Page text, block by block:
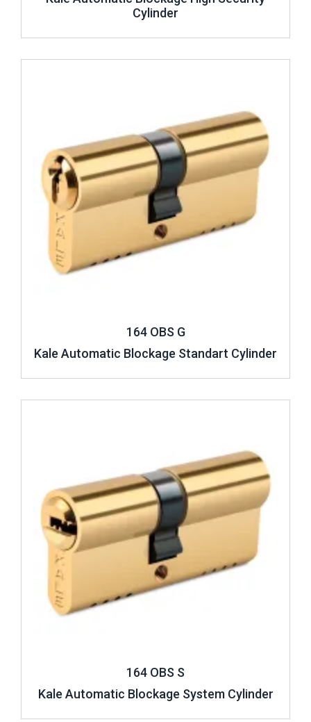
Cylinder
164 OBS G
Kale Automatic Blockage Standart Cylinder
164 OBS S
Kale Automatic Blockage System Cylinder